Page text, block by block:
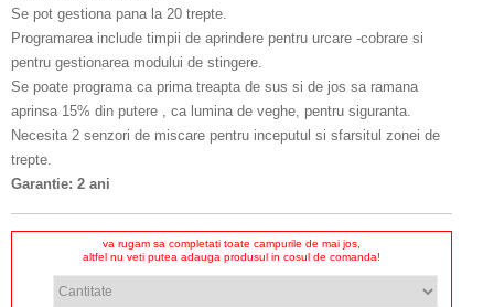
Se pot gestiona pana la 20 trepte.
Programarea include timpii de aprindere pentru urcare -cobrare si
pentru gestionarea modului de stingere.
Se poate programa ca prima treapta de sus si de jos sa ramana
aprinsa 15% din putere , ca lumina de veghe, pentru siguranta.
Necesita 2 senzori de miscare pentru inceputul si sfarsitul zonei de
trepte.
Garantie: 2 ani
va rugam sa completati toate campurile de mai jos,
altfel nu veti putea adauga produsul in cosul de comanda!